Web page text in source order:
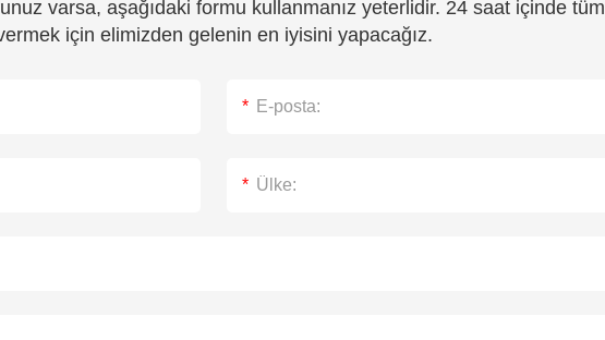
varsa, aşağıdaki formu kullanmanız yeterlidir. 24 saat içinde
için elimizden gelenin en iyisini yapacağız.